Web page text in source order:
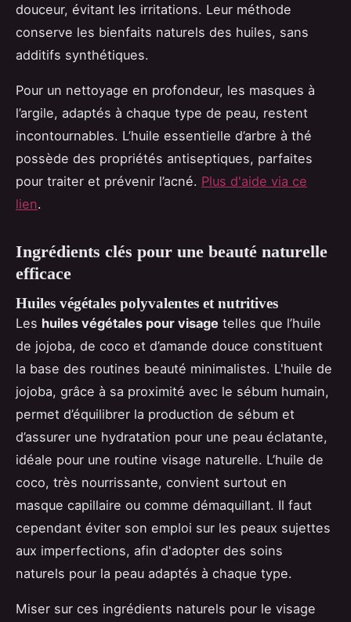
douceur, évitant les irritations. Leur méthode
conserve les bienfaits naturels des huiles, sans
additifs synthétiques.
Pour un nettoyage en profondeur, les masques à
l’argile, adaptés à chaque type de peau, restent
incontournables. L’huile essentielle d’arbre à thé
possède des propriétés antiseptiques, parfaites
pour traiter et prévenir l’acné. Plus d'aide via ce
lien.
Ingrédients clés pour une beauté naturelle
efficace
Huiles végétales polyvalentes et nutritives
Les huiles végétales pour visage telles que l’huile
de jojoba, de coco et d’amande douce constituent
la base des routines beauté minimalistes. L'huile de
jojoba, grâce à sa proximité avec le sébum humain,
permet d’équilibrer la production de sébum et
d’assurer une hydratation pour une peau éclatante,
idéale pour une routine visage naturelle. L’huile de
coco, très nourrissante, convient surtout en
masque capillaire ou comme démaquillant. Il faut
cependant éviter son emploi sur les peaux sujettes
aux imperfections, afin d'adopter des soins
naturels pour la peau adaptés à chaque type.
Miser sur ces ingrédients naturels pour le visage